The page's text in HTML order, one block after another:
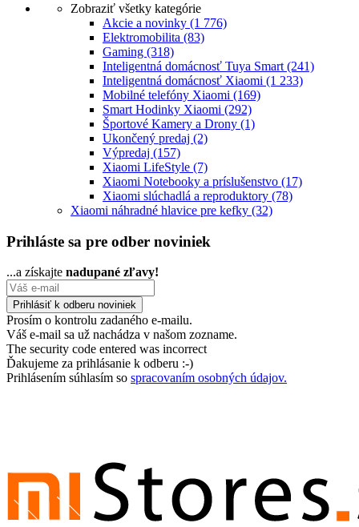
Zobraziť všetky kategórie
Akcie a novinky (1 776)
Elektromobilita (83)
Gaming (318)
Inteligentná domácnosť Tuya Smart (241)
Inteligentná domácnosť Xiaomi (1 233)
Mobilné telefóny Xiaomi (169)
Smart Hodinky Xiaomi (292)
Športové Kamery a Drony (1)
Ukončený predaj (2)
Výpredaj (157)
Xiaomi LifeStyle (7)
Xiaomi Notebooky a príslušenstvo (17)
Xiaomi slúchadlá a reproduktory (78)
Xiaomi náhradné hlavice pre kefky (32)
Prihláste sa pre odber noviniek
...a získajte nadupané zľavy!
Prosím o kontrolu zadaného e-mailu.
Váš e-mail sa už nachádza v našom zozname.
The security code entered was incorrect
Ďakujeme za prihlásanie k odberu :-)
Prihlásením súhlasím so spracovaním osobných údajov.